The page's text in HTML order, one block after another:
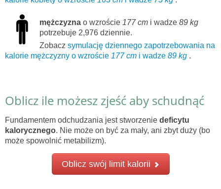
mężczyzna o wzroście 177 cm i wadze 89 kg
potrzebuje 2,976 dziennie.
Zobacz symulację dziennego zapotrzebowania na
kalorie mężczyzny o wzroście 177 cm i wadze 89 kg .
Oblicz ile możesz zjeść aby schudnąć
Fundamentem odchudzania jest stworzenie deficytu
kalorycznego. Nie może on być za mały, ani zbyt duży (bo
może spowolnić metabilizm).
Oblicz swój limit kalorii